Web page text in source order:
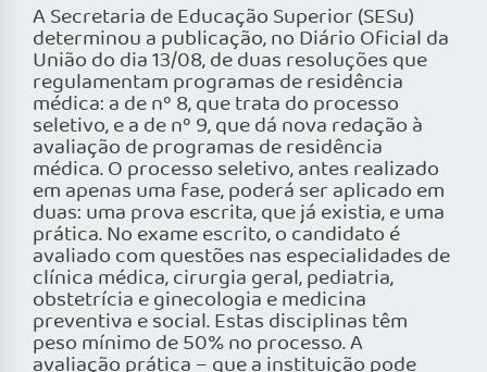
A Secretaria de Educação Superior (SESu)
determinou a publicação, no Diário Oficial da
União do dia 13/08, de duas resoluções que
regulamentam programas de residência
médica: a de nº 8, que trata do processo
seletivo, e a de nº 9, que dá nova redação à
avaliação de programas de residência
médica. O processo seletivo, antes realizado
em apenas uma fase, poderá ser aplicado em
duas: uma prova escrita, que já existia, e uma
prática. No exame escrito, o candidato é
avaliado com questões nas especialidades de
clínica médica, cirurgia geral, pediatria,
obstetrícia e ginecologia e medicina
preventiva e social. Estas disciplinas têm
peso mínimo de 50% no processo. A